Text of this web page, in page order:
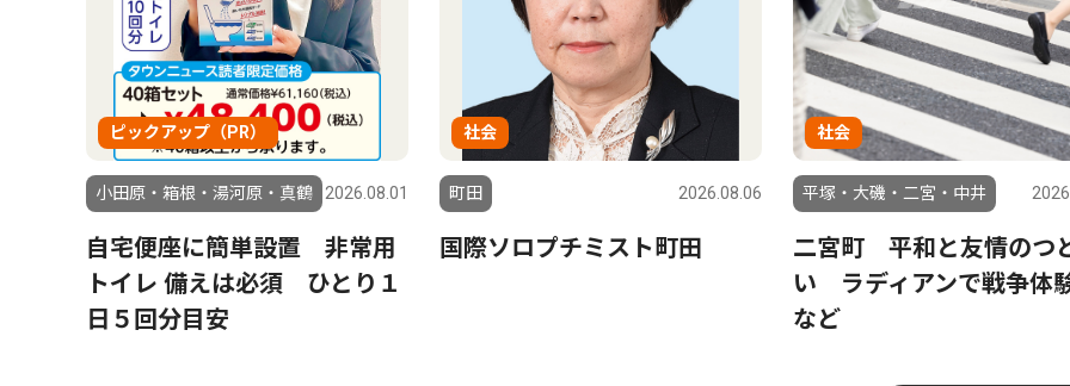
ピックアップ（PR）
小田原・箱根・湯河原・真鶴 2026.08.01
自宅便座に簡単設置 非常用
トイレ 備えは必須 ひとり１
日５回分目安
社会
町田 2026.08.06
国際ソロプチミスト町田
社会
平塚・大磯・二宮・中井
二宮町 平和と友情のつ
い ラディアンで戦争体
など